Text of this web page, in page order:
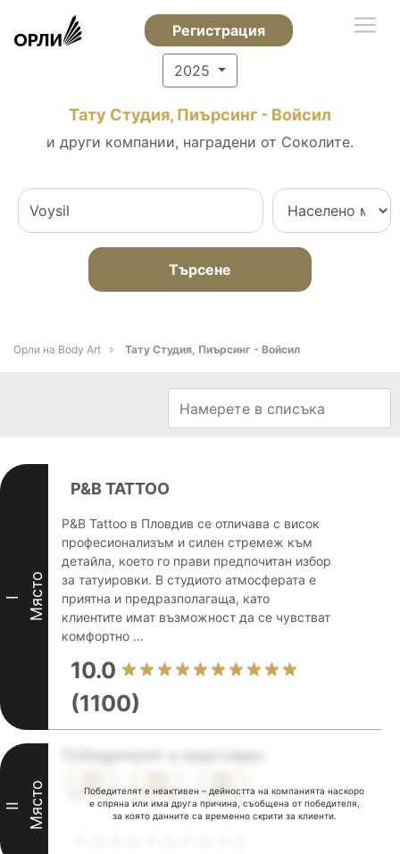
Регистрация
2025
Тату Студия, Пиърсинг - Войсил
и други компании, наградени от Соколите.
Търсене
Орли на Body Art Тату Студия, Пиърсинг - Войсил
I Място
P&B TATTOO
P&B Tattoo в Пловдив се отличава с висок
професионализъм и силен стремеж към
детайла, което го прави предпочитан избор
за татуировки. В студиото атмосферата е
приятна и предразполагаща, като
клиентите имат възможност да се чувстват
комфортно ...
10.0
(1100)
Победителят е неактивен – дейността на компанията наскоро
е спряна или има друга причина, съобщена от победителя,
за която данните са временно скрити за клиенти.
II Място
Победителят е неактивен